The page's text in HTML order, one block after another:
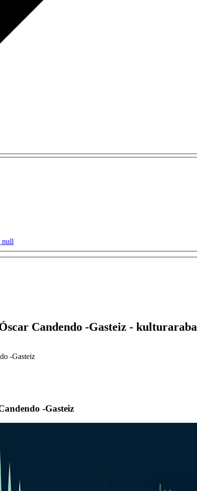
null
Candendo -Gasteiz - kulturaraba
-Gasteiz
-Gasteiz